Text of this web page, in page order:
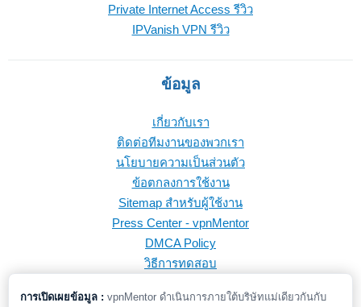
Private Internet Access รีวิว
IPVanish VPN รีวิว
ข้อมูล
เกี่ยวกับเรา
ติดต่อทีมงานของพวกเรา
นโยบายความเป็นส่วนตัว
ข้อตกลงการใช้งาน
Sitemap สำหรับผู้ใช้งาน
Press Center - vpnMentor
DMCA Policy
วิธีการทดสอบ
การเปิดเผยข้อมูล : vpnMentor ดำเนินการภายใต้บริษัทแม่เดียวกันกับ